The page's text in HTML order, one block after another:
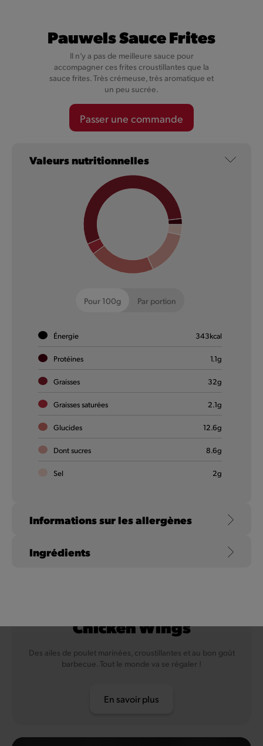
Cheesy Val-Dieu Caractère
Nos Cheesy ne sont pas simplement fourrés au fromage,
En savoir plus
Chicken Dips
Chicken Wings
Des ailes de poulet marinées, croustillantes et au bon goût
barbecue. Tout le monde va se régaler !
En savoir plus
Pauwels Sauce Frites
Il n’y a pas de meilleure sauce pour
accompagner ces frites croustillantes que la
sauce frites. Très crémeuse, très aromatique et
un peu sucrée.
Passer une commande
Valeurs nutritionnelles
Pour 100g Par portion
Énergie 343kcal
Protéines 1.1g
Graisses 32g
Graisses saturées 2.1g
Glucides 12.6g
Dont sucres 8.6g
Sel 2g
Informations sur les allergènes
Ingrédients